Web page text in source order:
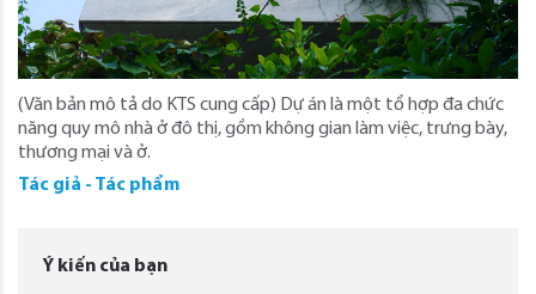
(Văn bản mô tả do KTS cung cấp) Dự án là một tổ hợp đa chức
năng quy mô nhà ở đô thị, gồm không gian làm việc, trưng bày,
thương mại và ở.
Tác giả - Tác phẩm
Ý kiến của bạn